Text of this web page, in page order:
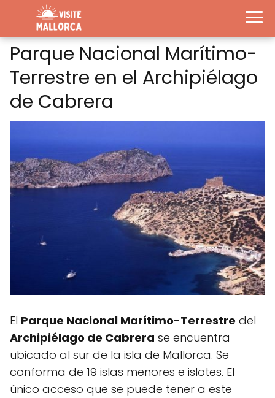
Parque Nacional Marítimo-
Terrestre en el Archipiélago
de Cabrera
El Parque Nacional Marítimo-Terrestre del
Archipiélago de Cabrera se encuentra
ubicado al sur de la isla de Mallorca. Se
conforma de 19 islas menores e islotes. El
único acceso que se puede tener a este